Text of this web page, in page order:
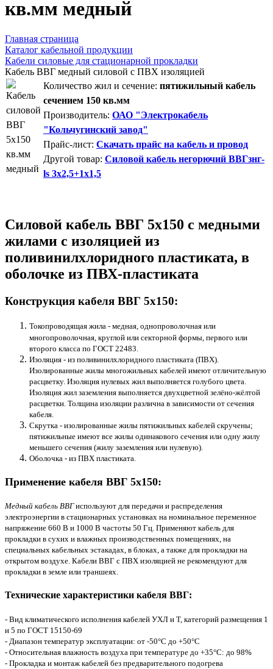
кв.мм медный
Главная страница
Каталог кабельной продукции
Кабели силовые для стационарной прокладки
Кабель ВВГ медный силовой с ПВХ изоляцией
Количество жил и сечение: пятижильный кабель
сечением 150 кв.мм
Производитель: ОАО "Электрокабель
"Кольчугинский завод"
Прайс-лист: Скачать прайс на кабель и провод
Другой товар: Силовой кабель негорючий ВВГзнг-
ls 3х2,5+1х1,5
Силовой кабель ВВГ 5х150 с медными
жилами с изоляцией из
поливинилхлоридного пластиката, в
оболочке из ПВХ-пластиката
Конструкция кабеля ВВГ 5х150:
Токопроводящая жила - медная, однопроволочная или
многопроволочная, круглой или секторной формы, первого или
второго класса по ГОСТ 22483.
Изоляция - из поливинилхлоридного пластиката (ПВХ).
Изолированные жилы многожильных кабелей имеют отличительную
расцветку. Изоляция нулевых жил выполняется голубого цвета.
Изоляция жил заземления выполняется двухцветной зелёно-жёлтой
расцветки. Толщина изоляции различна в зависимости от сечения
кабеля.
Скрутка - изолированные жилы пятижильных кабелей скручены;
пятижильные имеют все жилы одинакового сечения или одну жилу
меньшего сечения (жилу заземления или нулевую).
Оболочка - из ПВХ пластиката.
Применение кабеля ВВГ 5х150:
Медный кабель ВВГиспользуют для передачи и распределения
электроэнергии в стационарных установках на номинальное переменное
напряжение 660 В и 1000 В частоты 50 Гц. Применяют кабель для
прокладки в сухих и влажных производственных помещениях, на
специальных кабельных эстакадах, в блоках, а также для прокладки на
открытом воздухе. Кабели ВВГ с ПВХ изоляцией не рекомендуют для
прокладки в земле или траншеях.
Технические характеристики кабеля ВВГ:
- Вид климатического исполнения кабелей УХЛ и Т, категорий размещения 1
и 5 по ГОСТ 15150-69
- Диапазон температур эксплуатации: от -50°С до +50°С
- Относительная влажность воздуха при температуре до +35°С: до 98%
- Прокладка и монтаж кабелей без предварительного подогрева